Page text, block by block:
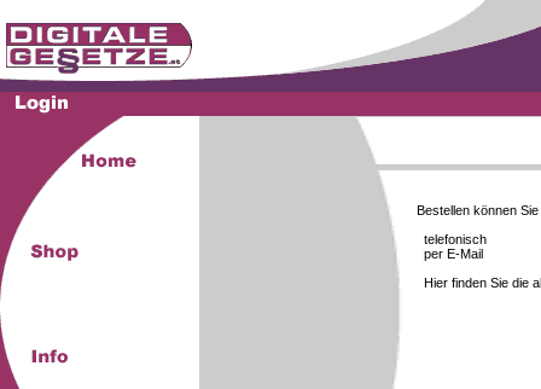
Bestellen können Sie
telefonisch
per E-Mail
Hier finden Sie die